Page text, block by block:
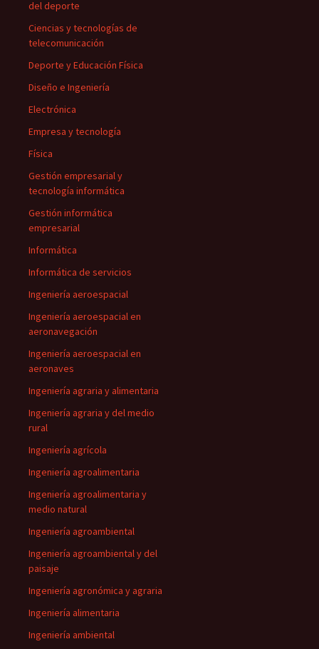
del deporte
Ciencias y tecnologías de
telecomunicación
Deporte y Educación Física
Diseño e Ingeniería
Electrónica
Empresa y tecnología
Física
Gestión empresarial y
tecnología informática
Gestión informática
empresarial
Informática
Informática de servicios
Ingeniería aeroespacial
Ingeniería aeroespacial en
aeronavegación
Ingeniería aeroespacial en
aeronaves
Ingeniería agraria y alimentaria
Ingeniería agraria y del medio
rural
Ingeniería agrícola
Ingeniería agroalimentaria
Ingeniería agroalimentaria y
medio natural
Ingeniería agroambiental
Ingeniería agroambiental y del
paisaje
Ingeniería agronómica y agraria
Ingeniería alimentaria
Ingeniería ambiental